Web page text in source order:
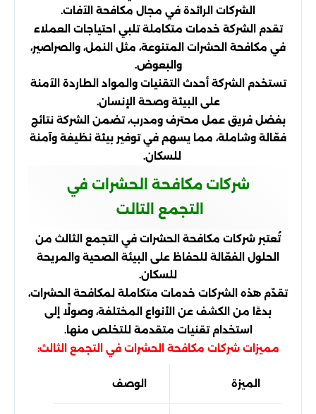
الشركات الرائدة في مجال مكافحة الآفات.
تقدم الشركة خدمات متكاملة تلبي احتياجات العملاء
في مكافحة الحشرات المتنوعة، مثل النمل، والصراصير،
والبعوض.
تستخدم الشركة أحدث التقنيات والمواد الطاردة الآمنة
على البيئة وصحة الإنسان.
بفضل فريق عمل محترف ومدرب، تضمن الشركة نتائج
فعّالة وشاملة، مما يسهم في توفير بيئة نظيفة وآمنة
للسكان.
شركات مكافحة الحشرات في
التجمع التالت
تُعتبر شركات مكافحة الحشرات في التجمع الثالث من
الحلول الفعّالة للحفاظ على البيئة الصحية والمريحة
للسكان.
تقدّم هذه الشركات خدمات متكاملة لمكافحة الحشرات،
بدءًا من الكشف عن الأنواع المختلفة، وصولًا إلى
استخدام تقنيات متقدمة للتخلص منها.
مميزات شركات مكافحة الحشرات في التجمع الثالث:
الميزة الوصف